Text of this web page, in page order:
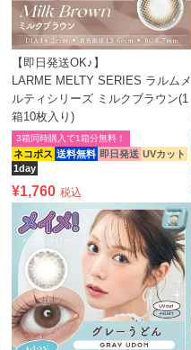
【即日発送OK♪】
LARME MELTY SERIES ラルムメ
ルティシリーズ ミルクブラウン(1
箱10枚入り)
ネコポス 送料無料 即日発送 UVカット
1day
3箱同時購入で1箱分無料！
¥1,760 税込